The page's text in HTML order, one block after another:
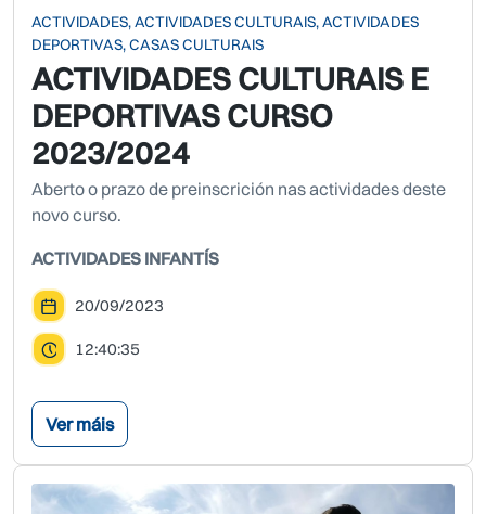
ACTIVIDADES, ACTIVIDADES CULTURAIS, ACTIVIDADES
DEPORTIVAS, CASAS CULTURAIS
ACTIVIDADES CULTURAIS E
DEPORTIVAS CURSO
2023/2024
Aberto o prazo de preinscrición nas actividades deste
novo curso.
ACTIVIDADES INFANTÍS
20/09/2023
12:40:35
Ver máis